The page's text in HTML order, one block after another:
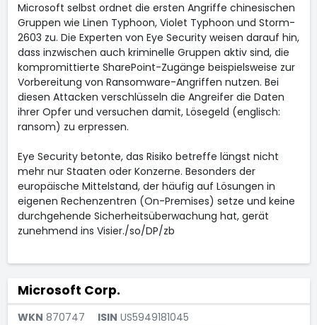
Microsoft selbst ordnet die ersten Angriffe chinesischen
Gruppen wie Linen Typhoon, Violet Typhoon und Storm-
2603 zu. Die Experten von Eye Security weisen darauf hin,
dass inzwischen auch kriminelle Gruppen aktiv sind, die
kompromittierte SharePoint-Zugänge beispielsweise zur
Vorbereitung von Ransomware-Angriffen nutzen. Bei
diesen Attacken verschlüsseln die Angreifer die Daten
ihrer Opfer und versuchen damit, Lösegeld (englisch:
ransom) zu erpressen.
Eye Security betonte, das Risiko betreffe längst nicht
mehr nur Staaten oder Konzerne. Besonders der
europäische Mittelstand, der häufig auf Lösungen in
eigenen Rechenzentren (On-Premises) setze und keine
durchgehende Sicherheitsüberwachung hat, gerät
zunehmend ins Visier./so/DP/zb
Microsoft Corp.
WKN 870747 ISIN US5949181045